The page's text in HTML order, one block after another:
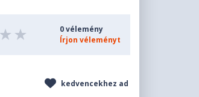
0 vélemény
Írjon véleményt
kedvencekhez ad